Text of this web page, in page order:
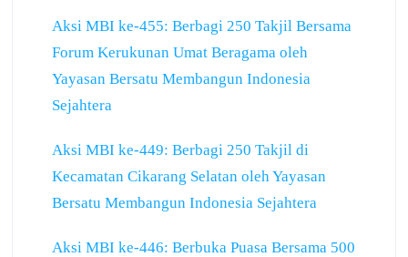
Aksi MBI ke-455: Berbagi 250 Takjil Bersama
Forum Kerukunan Umat Beragama oleh
Yayasan Bersatu Membangun Indonesia
Sejahtera
Aksi MBI ke-449: Berbagi 250 Takjil di
Kecamatan Cikarang Selatan oleh Yayasan
Bersatu Membangun Indonesia Sejahtera
Aksi MBI ke-446: Berbuka Puasa Bersama 500